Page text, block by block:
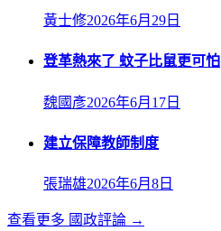
黃士修2026年6月29日
登革熱來了 蚊子比鼠更可怕
魏國彥2026年6月17日
建立保障教師制度
張瑞雄2026年6月8日
查看更多 國政評論 →